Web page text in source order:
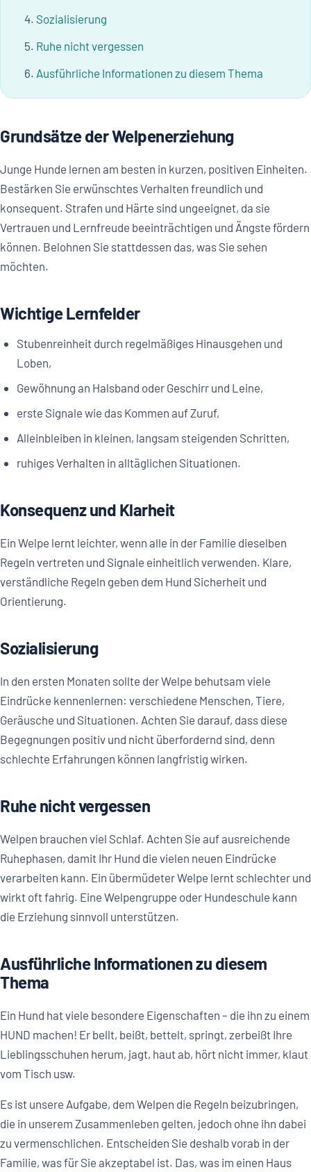
Sozialisierung
Ruhe nicht vergessen
Ausführliche Informationen zu diesem Thema
Grundsätze der Welpenerziehung
Junge Hunde lernen am besten in kurzen, positiven Einheiten.
Bestärken Sie erwünschtes Verhalten freundlich und
konsequent. Strafen und Härte sind ungeeignet, da sie
Vertrauen und Lernfreude beeinträchtigen und Ängste fördern
können. Belohnen Sie stattdessen das, was Sie sehen
möchten.
Wichtige Lernfelder
Stubenreinheit durch regelmäßiges Hinausgehen und
Loben,
Gewöhnung an Halsband oder Geschirr und Leine,
erste Signale wie das Kommen auf Zuruf,
Alleinbleiben in kleinen, langsam steigenden Schritten,
ruhiges Verhalten in alltäglichen Situationen.
Konsequenz und Klarheit
Ein Welpe lernt leichter, wenn alle in der Familie dieselben
Regeln vertreten und Signale einheitlich verwenden. Klare,
verständliche Regeln geben dem Hund Sicherheit und
Orientierung.
Sozialisierung
In den ersten Monaten sollte der Welpe behutsam viele
Eindrücke kennenlernen: verschiedene Menschen, Tiere,
Geräusche und Situationen. Achten Sie darauf, dass diese
Begegnungen positiv und nicht überfordernd sind, denn
schlechte Erfahrungen können langfristig wirken.
Ruhe nicht vergessen
Welpen brauchen viel Schlaf. Achten Sie auf ausreichende
Ruhephasen, damit Ihr Hund die vielen neuen Eindrücke
verarbeiten kann. Ein übermüdeter Welpe lernt schlechter und
wirkt oft fahrig. Eine Welpengruppe oder Hundeschule kann
die Erziehung sinnvoll unterstützen.
Ausführliche Informationen zu diesem
Thema
Ein Hund hat viele besondere Eigenschaften – die ihn zu einem
HUND machen! Er bellt, beißt, bettelt, springt, zerbeißt Ihre
Lieblingsschuhen herum, jagt, haut ab, hört nicht immer, klaut
vom Tisch usw.
Es ist unsere Aufgabe, dem Welpen die Regeln beizubringen,
die in unserem Zusammenleben gelten, jedoch ohne ihn dabei
zu vermenschlichen. Entscheiden Sie deshalb vorab in der
Familie, was für Sie akzeptabel ist. Das, was im einen Haus